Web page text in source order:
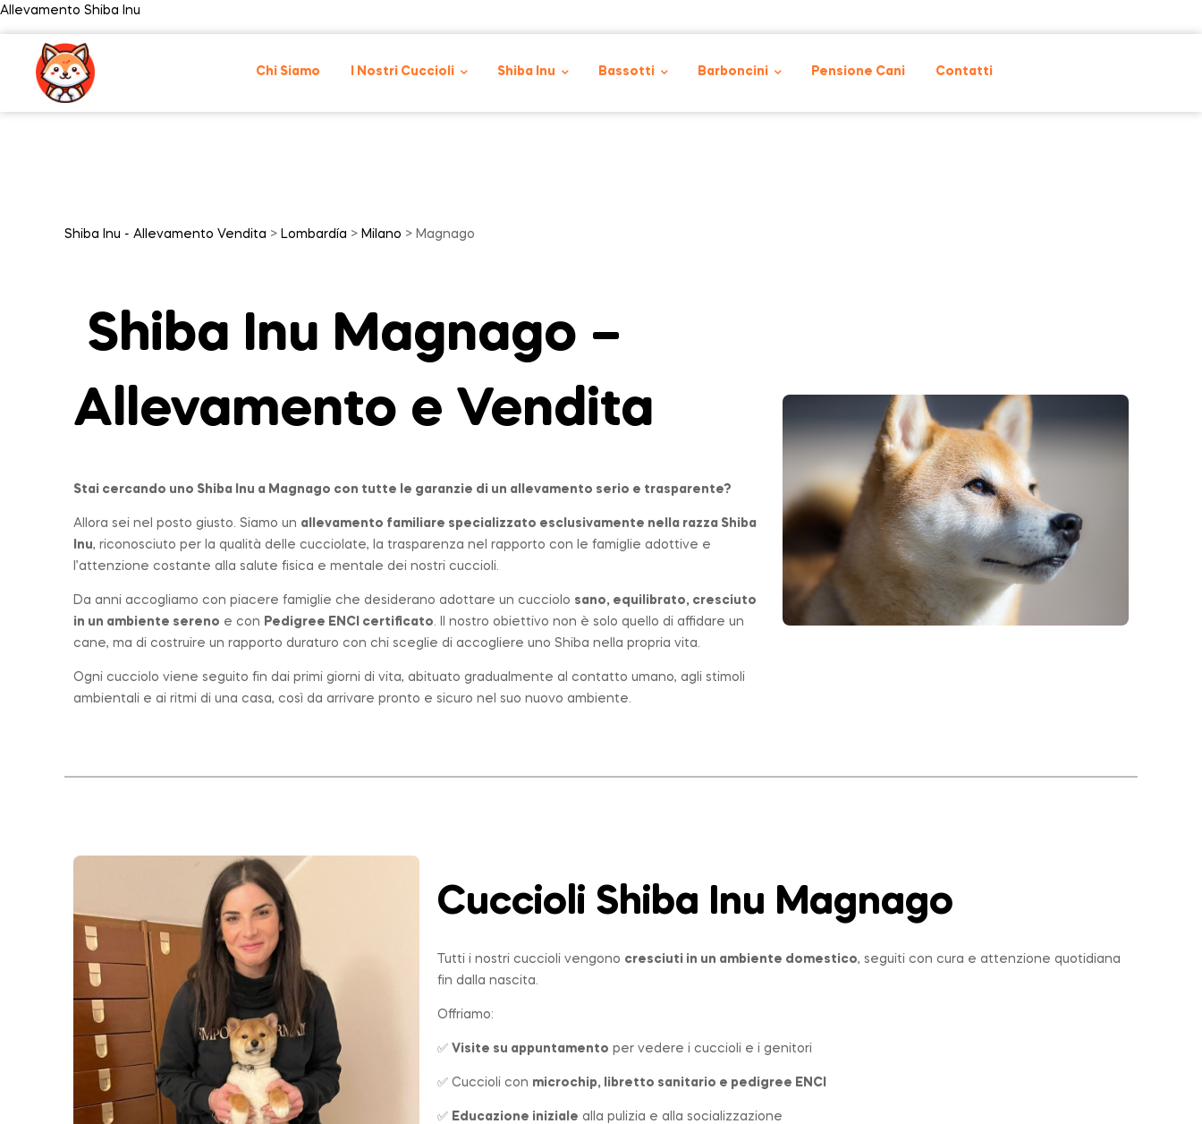
Allevamento Shiba Inu
Chi Siamo I Nostri Cuccioli Shiba Inu Bassotti Barboncini Pensione Cani Contatti
Shiba Inu - Allevamento Vendita > Lombardía > Milano > Magnago
Shiba Inu Magnago –
Allevamento e Vendita
Stai cercando uno Shiba Inu a Magnago con tutte le garanzie di un allevamento serio e trasparente?
Allora sei nel posto giusto. Siamo un allevamento familiare specializzato esclusivamente nella razza Shiba
Inu, riconosciuto per la qualità delle cucciolate, la trasparenza nel rapporto con le famiglie adottive e
l’attenzione costante alla salute fisica e mentale dei nostri cuccioli.
Da anni accogliamo con piacere famiglie che desiderano adottare un cucciolo sano, equilibrato, cresciuto
in un ambiente sereno e con Pedigree ENCI certificato . Il nostro obiettivo non è solo quello di affidare un
cane, ma di costruire un rapporto duraturo con chi sceglie di accogliere uno Shiba nella propria vita.
Ogni cucciolo viene seguito fin dai primi giorni di vita, abituato gradualmente al contatto umano, agli stimoli
ambientali e ai ritmi di una casa, così da arrivare pronto e sicuro nel suo nuovo ambiente.
Cuccioli Shiba Inu Magnago
Tutti i nostri cuccioli vengono cresciuti in un ambiente domestico, seguiti con cura e attenzione quotidiana
fin dalla nascita.
Offriamo:
✅ Visite su appuntamento per vedere i cuccioli e i genitori
✅ Cuccioli con microchip, libretto sanitario e pedigree ENCI
✅ Educazione iniziale alla pulizia e alla socializzazione